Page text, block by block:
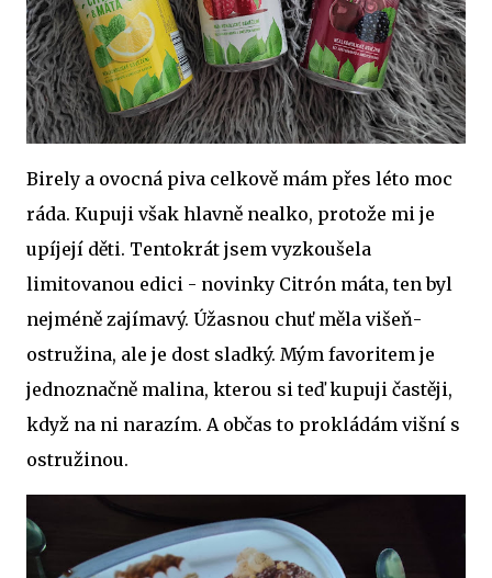
Birely a ovocná piva celkově mám přes léto moc
ráda. Kupuji však hlavně nealko, protože mi je
upíjejí děti. Tentokrát jsem vyzkoušela
limitovanou edici - novinky Citrón máta, ten byl
nejméně zajímavý. Úžasnou chuť měla višeň-
ostružina, ale je dost sladký. Mým favoritem je
jednoznačně malina, kterou si teď kupuji častěji,
když na ni narazím. A občas to prokládám višní s
ostružinou.